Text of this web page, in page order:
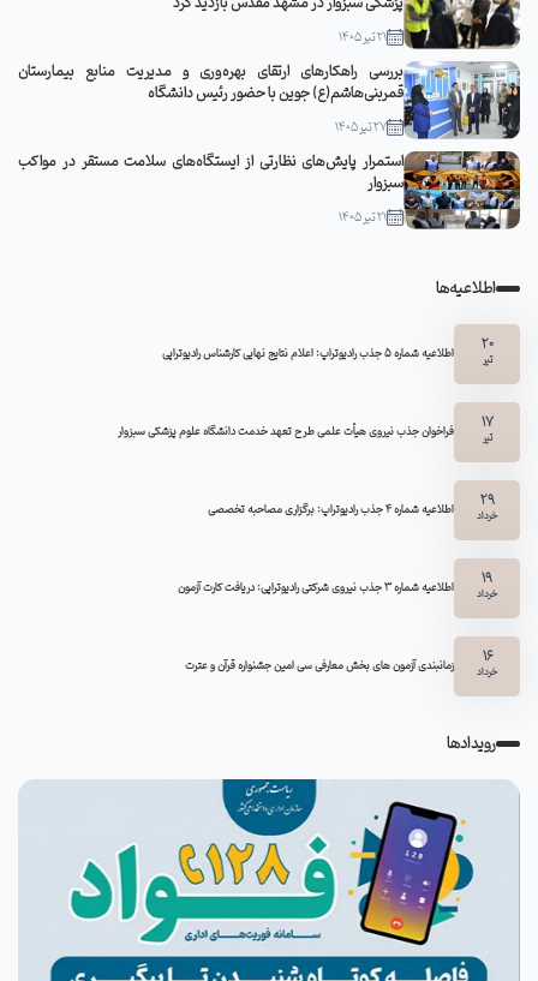
21 تیر 1405
بررسی راهکارهای ارتقای بهره‌وری و مدیریت منابع بیمارستان
قمربنی‌هاشم(ع) جوین با حضور رئیس دانشگاه
27 تیر 1405
استمرار پایش‌های نظارتی از ایستگاه‌های سلامت مستقر در مواکب
سبزوار
21 تیر 1405
اطلاعیه‌ها
20
تیر اطلاعیه شماره 5 جذب رادیوتراپ: اعلام نتایج نهایی کارشناس رادیوتراپی
17
تیر فراخوان جذب نیروی هیأت علمی طرح تعهد خدمت دانشگاه علوم پزشکی سبزوار
29
خرداد اطلاعیه شماره ۴ جذب رادیوتراپ: برگزاری مصاحبه تخصصی
19
خرداد اطلاعیه شماره 3 جذب نیروی شرکتی رادیوتراپی: دریافت کارت آزمون
16
خرداد زمانبندی آزمون های بخش معارفی سی امین جشنواره قرآن و عترت
رویدادها